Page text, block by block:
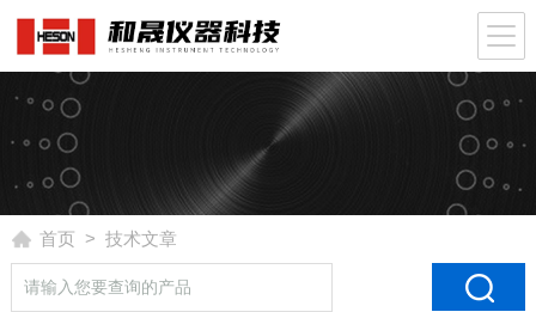
首页 > 技术文章